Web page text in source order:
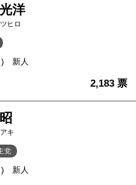
洋
ヒロ
新人
2,183 票
キ
党
新人